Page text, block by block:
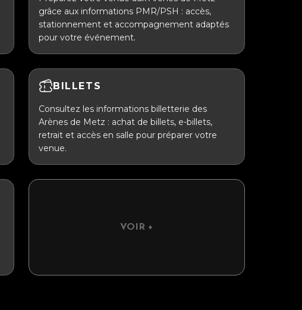
grâce aux informations PMR/PSH : accès,
stationnement et accompagnement adaptés
pour votre événement.
BILLETS
Consultez les informations billetterie des
Arènes de Metz : achat de billets, e-billets,
retrait et accès en salle pour préparer votre
venue.
VOIR +